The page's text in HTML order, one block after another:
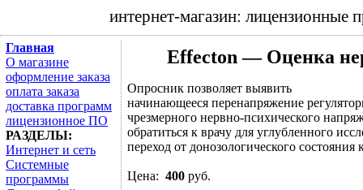
интернет-магазин:
Главная
О магазине
оформление заказа
оплата заказа
доставка программ
лицензионное ПО
РАЗДЕЛЫ:
Интернет и сеть
Системные
программы
Effecton — Оценка
Опросник позволяет выявить
начинающееся перенапряжение
чрезмерного нервно-психического
обратиться к врачу для углубленного
переход от донозологического
Цена: 400 руб.